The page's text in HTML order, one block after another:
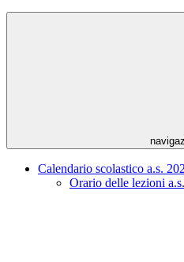
Calendario scolastico a.s.
Orario delle lezioni